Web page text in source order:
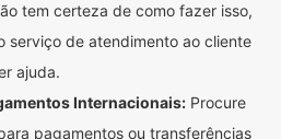
tem certeza de como fazer isso,
serviço de atendimento ao cliente
ajuda.
Internacionais: Procure
pagamentos ou transferências